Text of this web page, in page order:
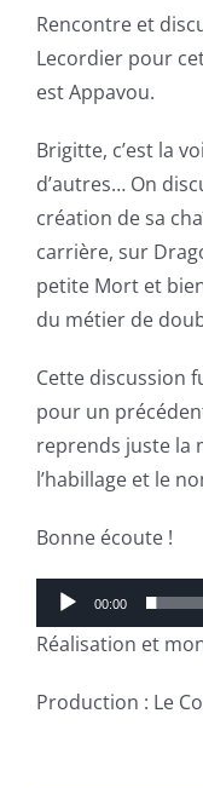
Rencontre et
Lecordier pour
est Appavou.
Brigitte, c’est la
d’autres… On
création de sa
carrière, sur
petite Mort et
du métier de
Cette discussion
pour un
reprends juste la
l’habillage et le
Bonne écoute !
Lecteur
audio
00:00
Réalisation et
Production : Le